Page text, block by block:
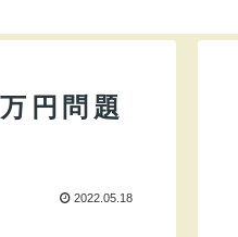
円問題
2022.05.18